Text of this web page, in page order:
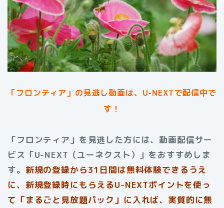
「フロンティア」 の見逃し動画は、U-NEXTで配信中で
す！
「フロンティア 」を見逃した方には、動画配信サー
ビス「U-NEXT（ユーネクスト）」をおすすめしま
す。 新規の登録から31日間は無料体験できるうえ
に、新規登録時にもらえるU-NEXTポイントを使っ
て「まるごと見放題パック」に入れば、実質的に無